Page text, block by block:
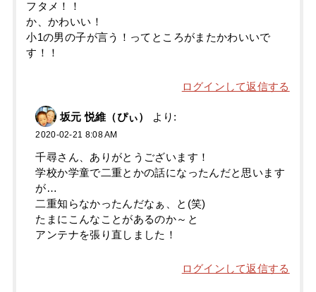
フタメ！！
か、かわいい！
小1の男の子が言う！ってところがまたかわいいで
す！！
ログインして返信する
坂元 悦維（ぴぃ） より:
2020-02-21 8:08 AM
千尋さん、ありがとうございます！
学校か学童で二重とかの話になったんだと思います
が…
二重知らなかったんだなぁ、と(笑)
たまにこんなことがあるのか～と
アンテナを張り直しました！
ログインして返信する